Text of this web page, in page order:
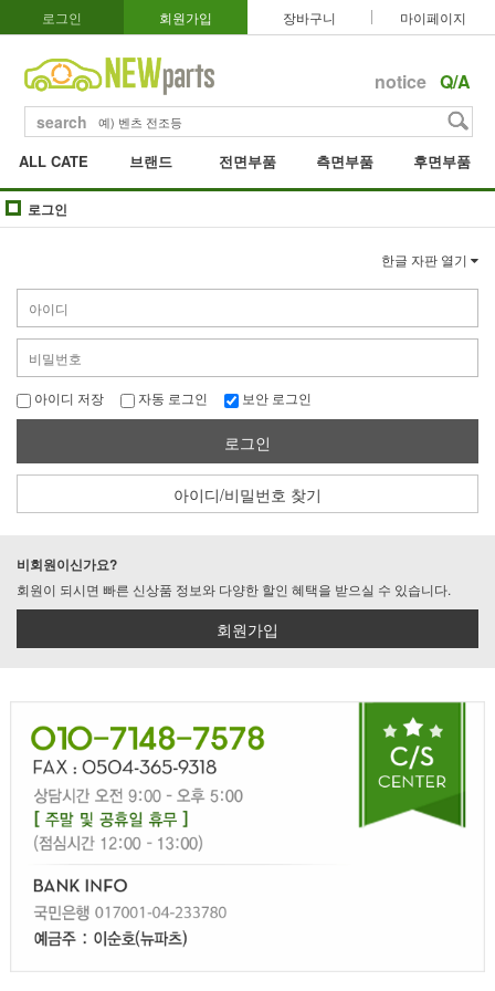
로그인 회원가입 장바구니 마이페이지
notice Q/A
search
ALL CATE 브랜드 전면부품 측면부품 후면부품
로그인
한글 자판 열기
아이디 저장 자동 로그인 보안 로그인
로그인
아이디/비밀번호 찾기
비회원이신가요?
회원이 되시면 빠른 신상품 정보와 다양한 할인 혜택을 받으실 수 있습니다.
회원가입